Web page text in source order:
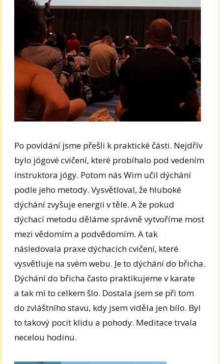
Po povídání jsme přešli k praktické části. Nejdřív
bylo jógové cvičení, které probíhalo pod vedením
instruktora jógy. Potom nás Wim učil dýchání
podle jeho metody. Vysvětloval, že hluboké
dýchání zvyšuje energii v těle. A že pokud
dýchací metodu děláme správně vytvoříme most
mezi vědomím a podvědomím. A tak
následovala praxe dýchacích cvičení, které
vysvětluje na svém webu. Je to dýchání do břicha.
Dýchání do břicha často praktikujeme v karate
a tak mi to celkem šlo. Dostala jsem se při tom
do zvláštního stavu, kdy jsem viděla jen bílo. Byl
to takový pocit klidu a pohody. Meditace trvala
necelou hodinu.